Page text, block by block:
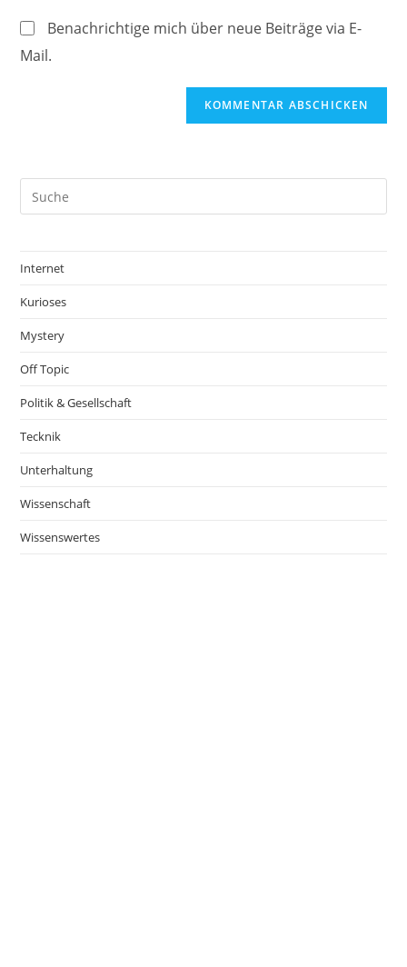
Benachrichtige mich über neue Beiträge via E-
Mail.
Internet
Kurioses
Mystery
Off Topic
Politik & Gesellschaft
Tecknik
Unterhaltung
Wissenschaft
Wissenswertes